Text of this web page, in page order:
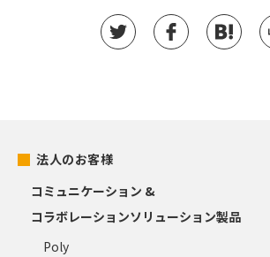
法人のお客様
コミュニケーション &
コラボレーションソリューション製品
Poly